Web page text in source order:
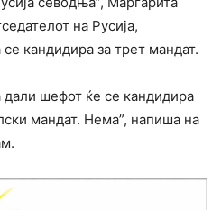
на Русија,
кандидира за трет мандат.
шефот ќе се кандидира
мандат. Нема”, напиша на